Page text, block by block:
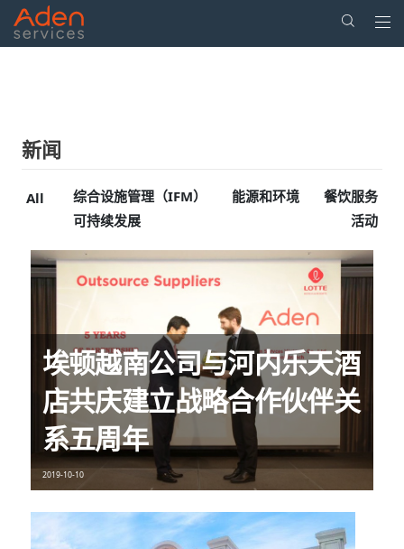
新闻
综合设施管理（IFM） 能源和环境
餐饮服务
可持续发展
活动
All
埃顿越南公司与河内乐天酒
店共庆建立战略合作伙伴关
系五周年
2019-10-10